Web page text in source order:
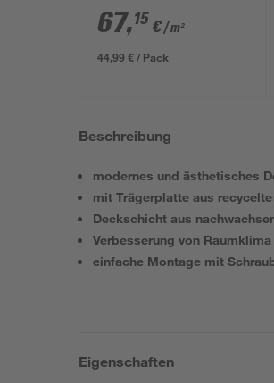
561 x 19 mm
67,15 €/ m²
44,99 € / Pack
Beschreibung
modernes und ästhetisches
mit Trägerplatte aus
Deckschicht aus
Verbesserung von
einfache Montage mit
Eigenschaften